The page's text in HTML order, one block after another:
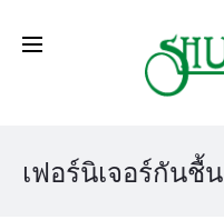
เฟอร์นิเจอร์กันชื้น